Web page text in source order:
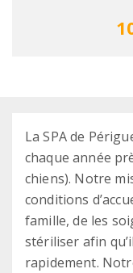
La SPA de
chaque année
chiens). Notre
conditions
famille, de les
stériliser afin
rapidement.